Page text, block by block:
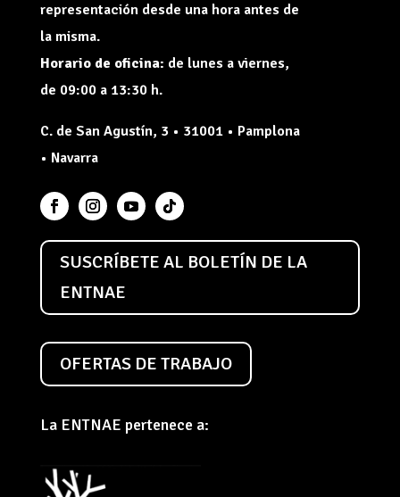
representación desde una hora antes de
la misma.
Horario de oficina: de lunes a viernes,
de 09:00 a 13:30 h.
C. de San Agustín, 3 • 31001 • Pamplona
• Navarra
SUSCRÍBETE AL BOLETÍN DE LA
ENTNAE
OFERTAS DE TRABAJO
La ENTNAE pertenece a: